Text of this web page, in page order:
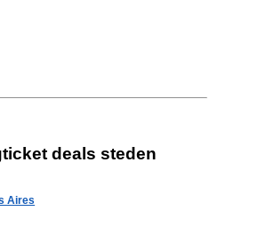
deals steden
Aires